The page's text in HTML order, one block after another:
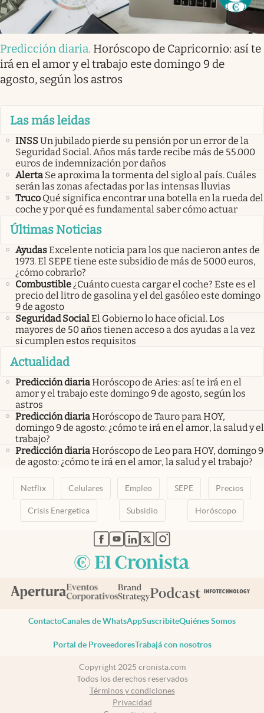
Predicción diaria. Horóscopo de Capricornio: así te
irá en el amor y el trabajo este domingo 9 de
agosto, según los astros
Las más leidas
INSSUn jubilado pierde su pensión por un error de la
Seguridad Social. Años más tarde recibe más de 55.000
euros de indemnización por daños
Alerta Se aproxima la tormenta del siglo al país. Cuáles
serán las zonas afectadas por las intensas lluvias
Truco Qué significa encontrar una botella en la rueda del
coche y por qué es fundamental saber cómo actuar
Últimas Noticias
AyudasExcelente noticia para los que nacieron antes de
1973. El SEPE tiene este subsidio de más de 5000 euros,
¿cómo cobrarlo?
Combustible¿Cuánto cuesta cargar el coche? Este es el
precio del litro de gasolina y el del gasóleo este domingo
9 de agosto
Seguridad SocialEl Gobierno lo hace oficial. Los
mayores de 50 años tienen acceso a dos ayudas a la vez
si cumplen estos requisitos
Actualidad
Predicción diariaHoróscopo de Aries: así te irá en el
amor y el trabajo este domingo 9 de agosto, según los
astros
Predicción diariaHoróscopo de Tauro para HOY,
domingo 9 de agosto: ¿cómo te irá en el amor, la salud y el
trabajo?
Predicción diariaHoróscopo de Leo para HOY, domingo 9
de agosto: ¿cómo te irá en el amor, la salud y el trabajo?
Netflix Celulares Empleo SEPE Precios
Crisis Energetica Subsidio Horóscopo
abre en nueva pestaña
abre en nueva pestaña
abre en nueva pestaña
abre en nueva pestaña
abre en nueva pestaña
ContactoCanales de WhatsAppSuscribiteQuiénes Somos
Portal de ProveedoresTrabajá con nosotros
Copyright 2025 cronista.com
Todos los derechos reservados
Términos y condiciones
Privacidad